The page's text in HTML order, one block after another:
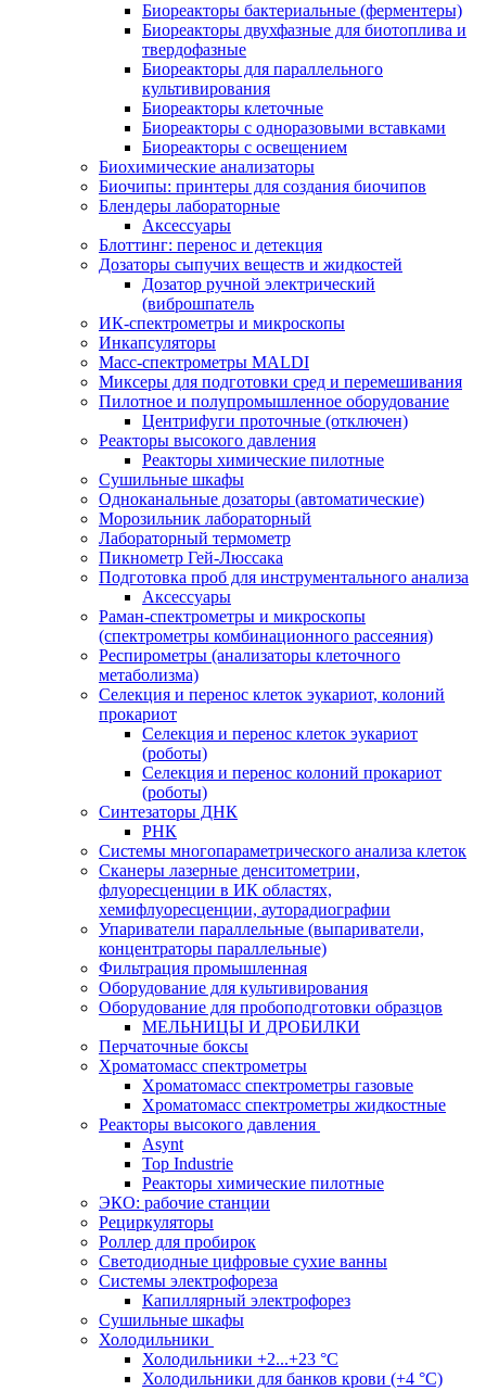
Биореакторы бактериальные (ферментеры)
Биореакторы двухфазные для биотоплива и
твердофазные
Биореакторы для параллельного
культивирования
Биореакторы клеточные
Биореакторы с одноразовыми вставками
Биореакторы с освещением
Биохимические анализаторы
Биочипы: принтеры для создания биочипов
Блендеры лабораторные
Аксессуары
Блоттинг: перенос и детекция
Дозаторы сыпучих веществ и жидкостей
Дозатор ручной электрический
(виброшпатель
ИК-спектрометры и микроскопы
Инкапсуляторы
Масс-спектрометры MALDI
Миксеры для подготовки сред и перемешивания
Пилотное и полупромышленное оборудование
Центрифуги проточные (отключен)
Реакторы высокого давления
Реакторы химические пилотные
Сушильные шкафы
Одноканальные дозаторы (автоматические)
Морозильник лабораторный
Лабораторный термометр
Пикнометр Гей-Люссака
Подготовка проб для инструментального анализа
Аксессуары
Раман-спектрометры и микроскопы
(спектрометры комбинационного рассеяния)
Респирометры (анализаторы клеточного
метаболизма)
Селекция и перенос клеток эукариот, колоний
прокариот
Селекция и перенос клеток эукариот
(роботы)
Селекция и перенос колоний прокариот
(роботы)
Синтезаторы ДНК
РНК
Системы многопараметрического анализа клеток
Сканеры лазерные денситометрии,
флуоресценции в ИК областях,
хемифлуоресценции, ауторадиографии
Упариватели параллельные (выпариватели,
концентраторы параллельные)
Фильтрация промышленная
Оборудование для культивирования
Оборудование для пробоподготовки образцов
МЕЛЬНИЦЫ И ДРОБИЛКИ
Перчаточные боксы
Хроматомасс спектрометры
Хроматомасс спектрометры газовые
Хроматомасс спектрометры жидкостные
Реакторы высокого давления
Asynt
Top Industrie
Реакторы химические пилотные
ЭКО: рабочие станции
Рециркуляторы
Роллер для пробирок
Светодиодные цифровые сухие ванны
Системы электрофореза
Капиллярный электрофорез
Сушильные шкафы
Холодильники
Холодильники +2...+23 °С
Холодильники для банков крови (+4 °С)